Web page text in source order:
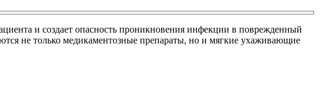
и создает опасность проникновения инфекции в поврежденный
не только медикаментозные препараты, но и мягкие ухаживающие